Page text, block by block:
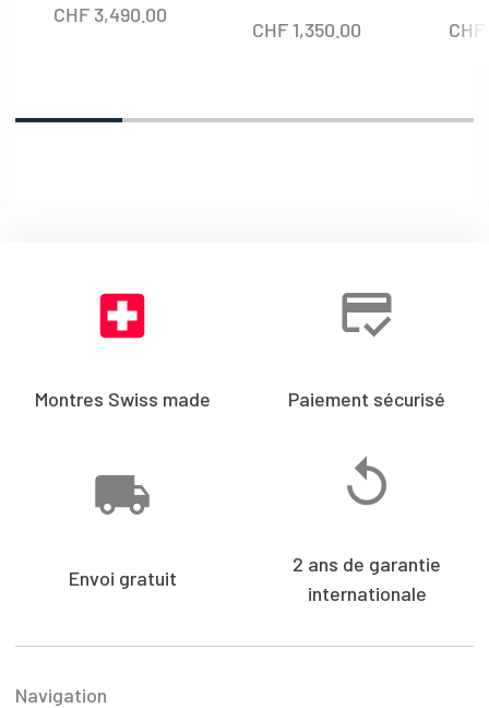
CHF3,490.00
CHF1,350.00 CHF
Montres Swiss made Paiement sécurisé
Envoi gratuit
2 ans de garantie
internationale
Navigation